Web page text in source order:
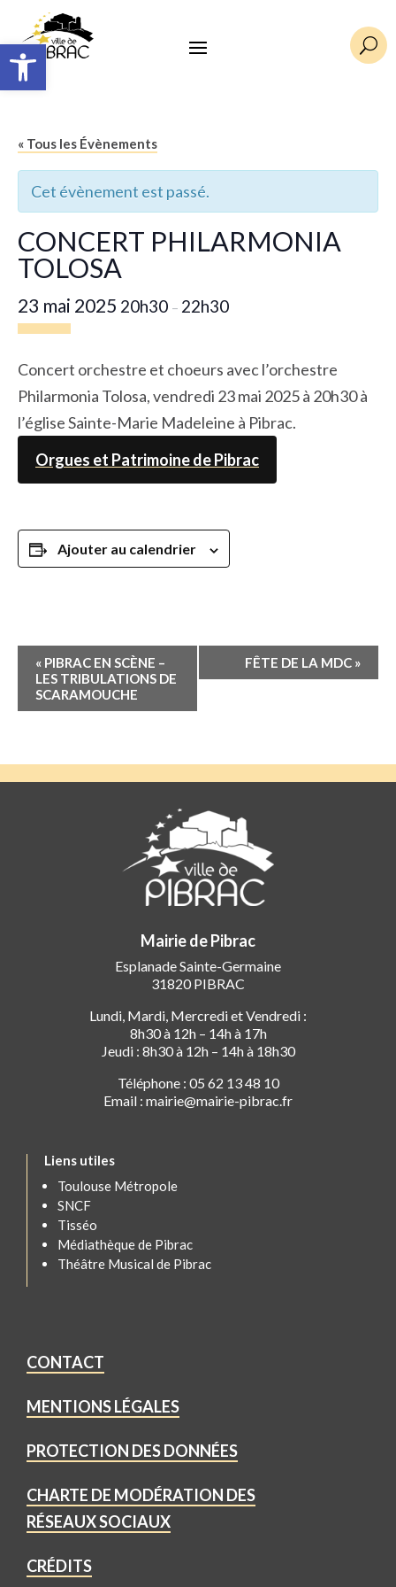
Ouvrir la barre d’outils U
« Tous les Évènements
Cet évènement est passé.
CONCERT PHILARMONIA
TOLOSA
23 mai 2025 20h30 – 22h30
Concert orchestre et choeurs avec l’orchestre
Philarmonia Tolosa, vendredi 23 mai 2025 à 20h30 à
l’église Sainte-Marie Madeleine à Pibrac.
Orgues et Patrimoine de Pibrac
Ajouter au calendrier
Navigation
Évènement
« PIBRAC EN SCÈNE –
LES TRIBULATIONS DE
SCARAMOUCHE
FÊTE DE LA MDC »
Mairie de Pibrac
Esplanade Sainte-Germaine
31820 PIBRAC
Lundi, Mardi, Mercredi et Vendredi :
8h30 à 12h – 14h à 17h
Jeudi : 8h30 à 12h – 14h à 18h30
Téléphone : 05 62 13 48 10
Email : mairie@mairie-pibrac.fr
Liens utiles
Toulouse Métropole
SNCF
Tisséo
Médiathèque de Pibrac
Théâtre Musical de Pibrac
CONTACT
MENTIONS LÉGALES
PROTECTION DES DONNÉES
CHARTE DE MODÉRATION DES
RÉSEAUX SOCIAUX
CRÉDITS